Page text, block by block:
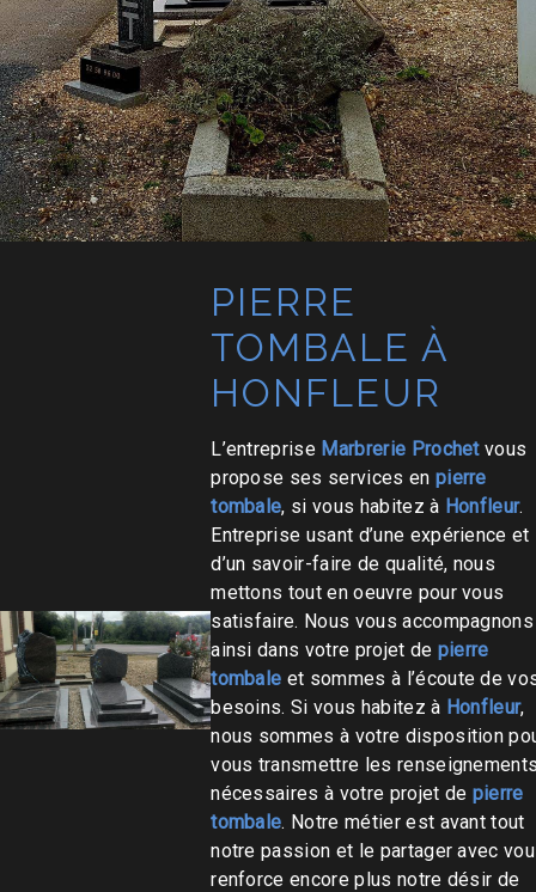
PIERRE
TOMBALE À
HONFLEUR
L’entreprise Marbrerie Prochetvous
propose ses services en pierre
tombale, si vous habitez à Honfleur.
Entreprise usant d’une expérience et
d’un savoir-faire de qualité, nous
mettons tout en oeuvre pour vous
satisfaire. Nous vous accompagnons
ainsi dans votre projet de pierre
tombale et sommes à l’écoute de
besoins. Si vous habitez à Honfleur,
nous sommes à votre disposition
vous transmettre les
nécessaires à votre projet de pierre
tombale. Notre métier est avant tout
notre passion et le partager avec
renforce encore plus notre désir de